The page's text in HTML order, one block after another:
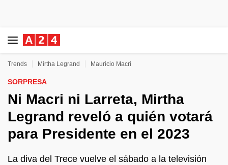
Trends Mirtha Legrand Mauricio Macri
SORPRESA
Ni Macri ni Larreta, Mirtha
Legrand reveló a quién votará
para Presidente en el 2023
La diva del Trece vuelve el sábado a la televisión